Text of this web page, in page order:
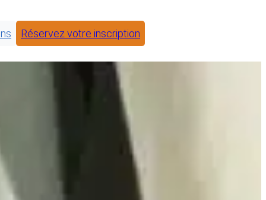
Réservez votre inscription